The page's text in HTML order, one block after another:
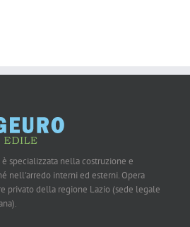
è specializzata nella costruzione e
nell'arredo interni ed esterni. Opera
privato della regione Lazio (sede legale